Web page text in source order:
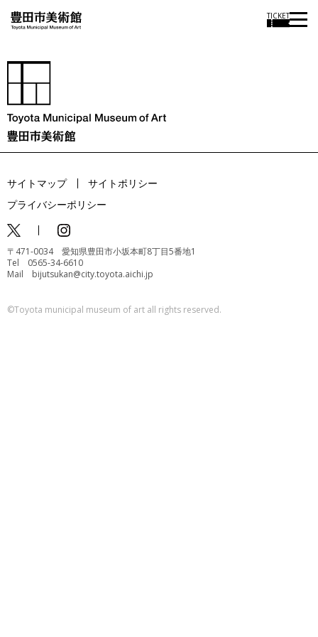
TICKET
サイトマップ
サイトポリシー
プライバシーポリシー
〒471-0034 愛知県豊田市小坂本町8丁目5番地1
Tel 0565-34-6610
Mail bijutsukan@city.toyota.aichi.jp
©️Toyota municipal museum of art all rights reserved.